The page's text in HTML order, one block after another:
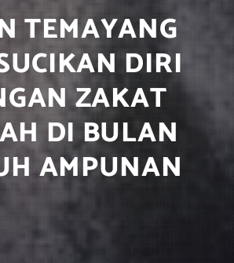
TEMAYANG
DIRI
ZAKAT
DI BULAN
AMPUNAN